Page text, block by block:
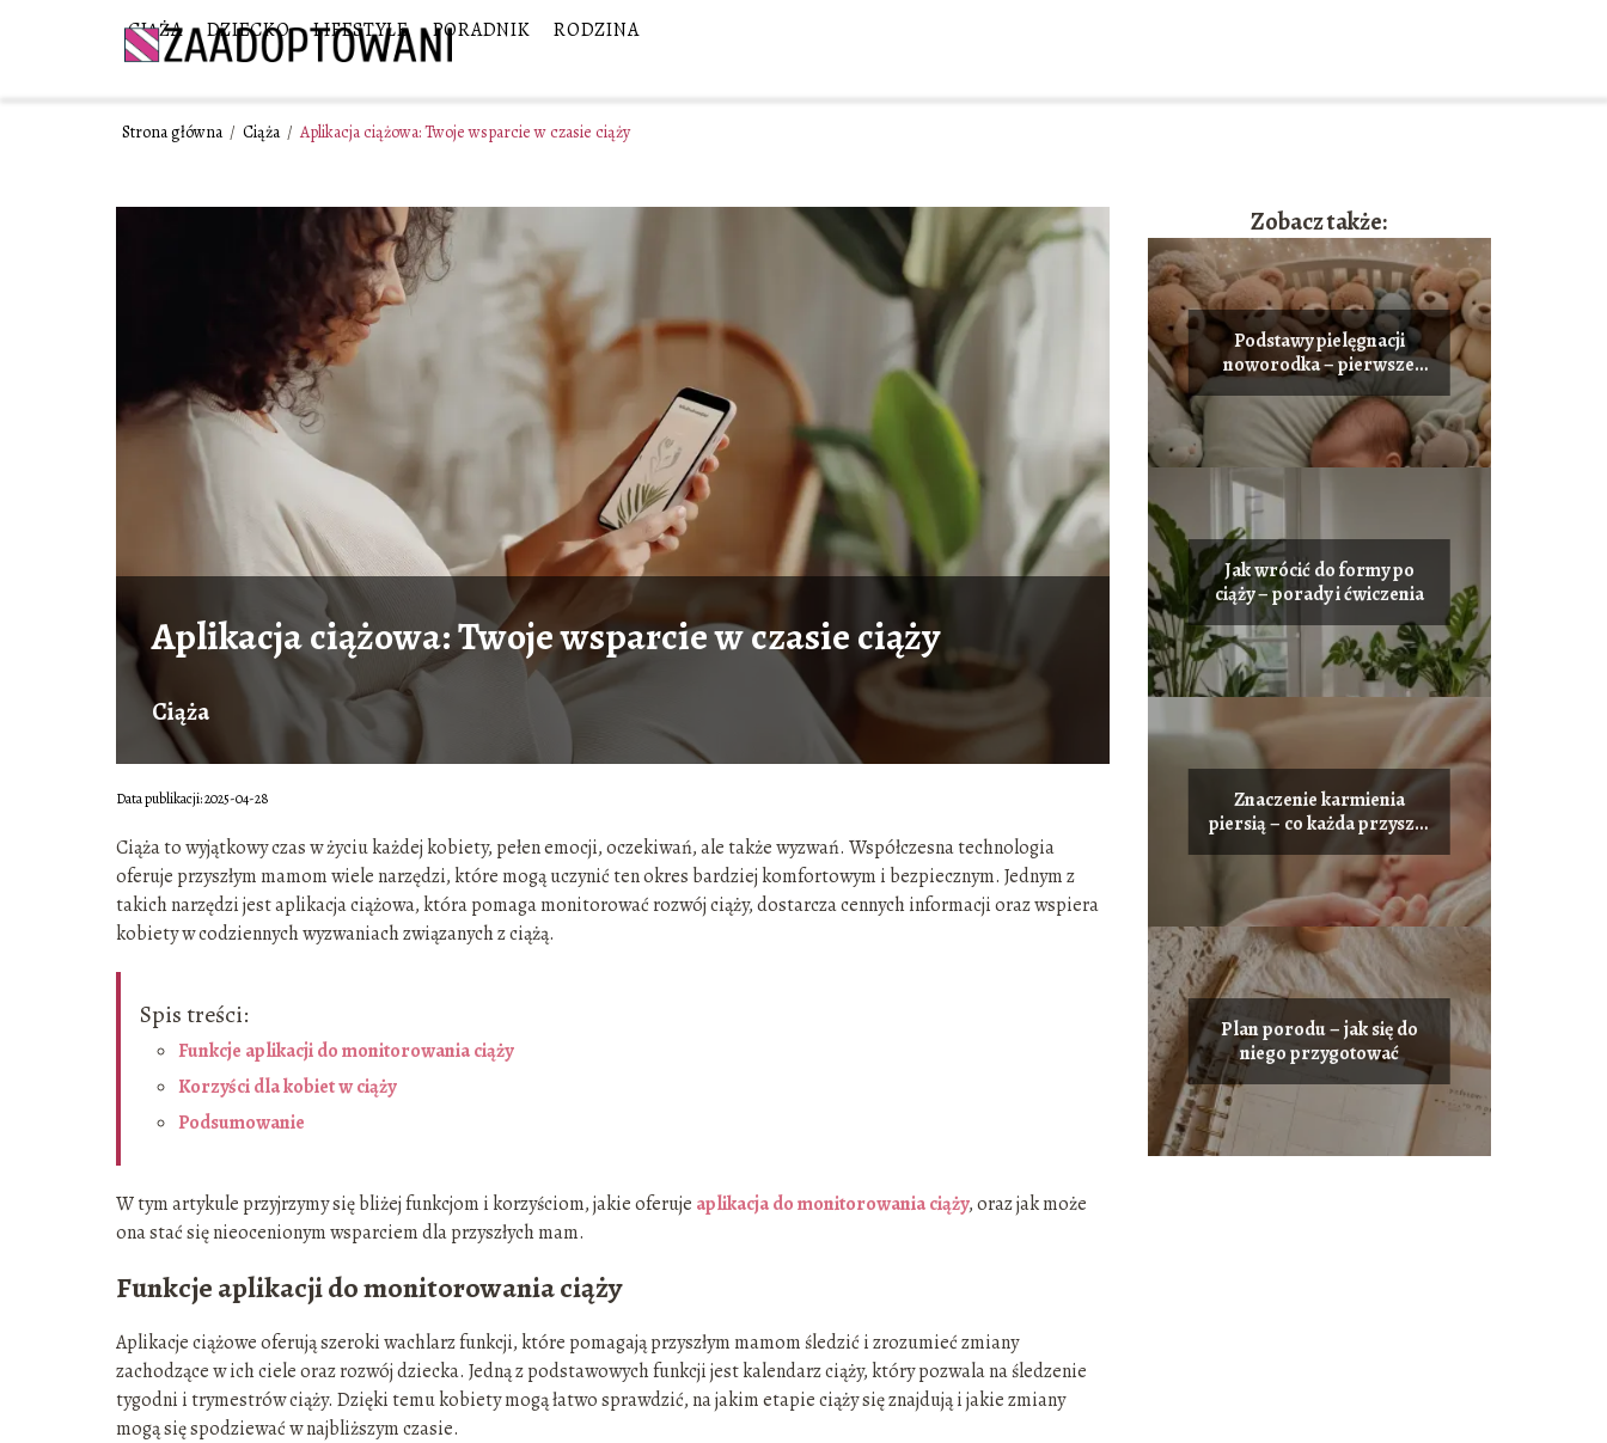
CIĄŻA DZIECKO LIFESTYLE PORADNIK RODZINA
Strona główna / Ciąża / Aplikacja ciążowa: Twoje wsparcie w czasie ciąży
Aplikacja ciążowa: Twoje wsparcie w czasie ciąży
Ciąża
Data publikacji: 2025-04-28
Ciąża to wyjątkowy czas w życiu każdej kobiety, pełen emocji, oczekiwań, ale także wyzwań. Współczesna technologia
oferuje przyszłym mamom wiele narzędzi, które mogą uczynić ten okres bardziej komfortowym i bezpiecznym. Jednym z
takich narzędzi jest aplikacja ciążowa, która pomaga monitorować rozwój ciąży, dostarcza cennych informacji oraz wspiera
kobiety w codziennych wyzwaniach związanych z ciążą.
Spis treści:
Funkcje aplikacji do monitorowania ciąży
Korzyści dla kobiet w ciąży
Podsumowanie
W tym artykule przyjrzymy się bliżej funkcjom i korzyściom, jakie oferuje aplikacja do monitorowania ciąży, oraz jak może
ona stać się nieocenionym wsparciem dla przyszłych mam.
Funkcje aplikacji do monitorowania ciąży
Aplikacje ciążowe oferują szeroki wachlarz funkcji, które pomagają przyszłym mamom śledzić i zrozumieć zmiany
zachodzące w ich ciele oraz rozwój dziecka. Jedną z podstawowych funkcji jest kalendarz ciąży, który pozwala na śledzenie
tygodni i trymestrów ciąży. Dzięki temu kobiety mogą łatwo sprawdzić, na jakim etapie ciąży się znajdują i jakie zmiany
mogą się spodziewać w najbliższym czasie.
Zobacz także:
Podstawy pielęgnacji
noworodka – pierwsze
kroki dla świeżo
upieczonych rodziców
Jak wrócić do formy po
ciąży – porady i ćwiczenia
Znaczenie karmienia
piersią – co każda przyszła
mama powinna wiedzieć
Plan porodu – jak się do
niego przygotować